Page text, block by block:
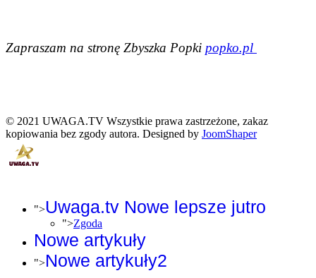
Zapraszam na stronę Zbyszka Popki popko.pl
© 2021 UWAGA.TV Wszystkie prawa zastrzeżone, zakaz
kopiowania bez zgody autora. Designed by JoomShaper
">Uwaga.tv Nowe lepsze jutro
">Zgoda
Nowe artykuły
">Nowe artykuły2